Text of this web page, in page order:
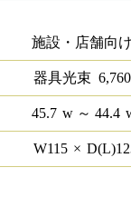
施設・店舗向
器具光束 6,760
45.7 w～ 44.4
W115 × D(L)